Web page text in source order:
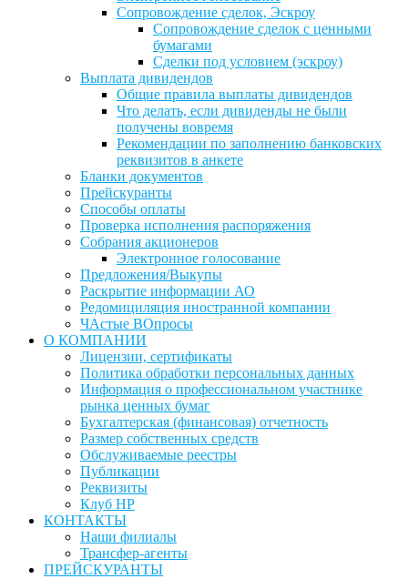
Сопровождение сделок, Эскроу
Сопровождение сделок с ценными
бумагами
Сделки под условием (эскроу)
Выплата дивидендов
Общие правила выплаты дивидендов
Что делать, если дивиденды не были
получены вовремя
Рекомендации по заполнению банковских
реквизитов в анкете
Бланки документов
Прейскуранты
Способы оплаты
Проверка исполнения распоряжения
Собрания акционеров
Электронное голосование
Предложения/Выкупы
Раскрытие информации АО
Редомициляция иностранной компании
ЧАстые ВОпросы
О КОМПАНИИ
Лицензии, сертификаты
Политика обработки персональных данных
Информация о профессиональном участнике
рынка ценных бумаг
Бухгалтерская (финансовая) отчетность
Размер собственных средств
Обслуживаемые реестры
Публикации
Реквизиты
Клуб НР
КОНТАКТЫ
Наши филиалы
Трансфер-агенты
ПРЕЙСКУРАНТЫ